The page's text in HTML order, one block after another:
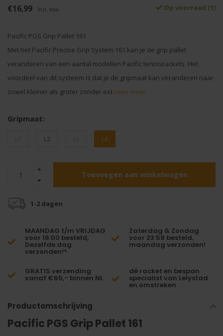
€16,99 Incl. btw Op voorraad (1)
Pacific PGS Grip Pallet 161
Met het Pacific Precise Grip System 161 kan je de grip pallet
veranderen van een aantal modellen Pacific tennisrackets. Het
voordeel van dit systeem is dat je de gripmaat kan veranderen naar
zowel kleiner als groter zonder ext Lees meer..
Gripmaat:
L2 L4
Toevoegen aan winkelwagen
1-2 dagen
MAANDAG t/m VRIJDAG
voor 16:00 besteld,
Dezelfde dag
verzonden!*
Zaterdag & Zondag
voor 23:59 besteld,
maandag verzonden!
GRATIS verzending
vanaf €65,- binnen NL
dé racket en bespan
specialist van Lelystad
en omstreken
Productomschrijving
Pacific PGS Grip Pallet 161